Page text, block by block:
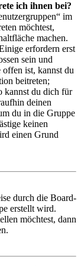
ich ihnen bei?
im
möchtest,
machen.
erfordern erst
sein und
ist, kannst du
beitreten;
kannst du dich für
deinen
du in die Gruppe
keinen
einen Grund
durch die Board-
erstellt wird.
möchtest, dann